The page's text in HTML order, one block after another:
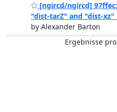
[ngircd/ngircd]
"dist-tarZ" and "dist-xz"
by Alexander Barton
Ergebnisse